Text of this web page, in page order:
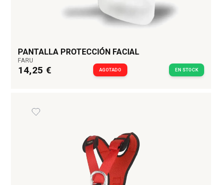
PANTALLA PROTECCIÓN FACIAL
FARU
14,25 € AGOTADO EN STOCK